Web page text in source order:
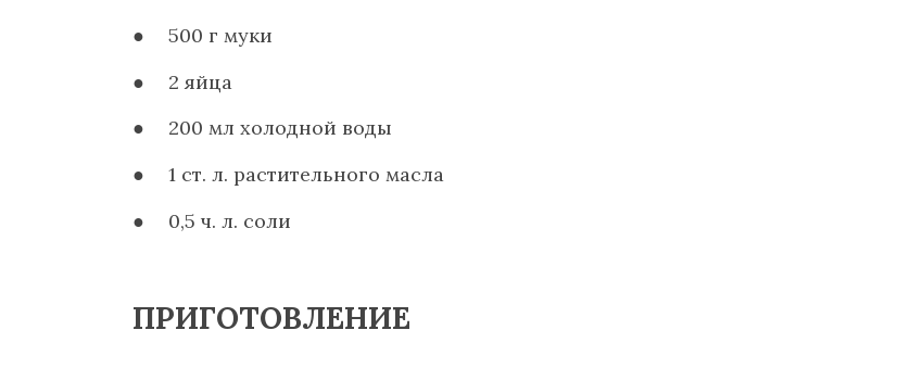
500 г муки
2 яйца
200 мл холодной воды
1 ст. л. растительного масла
0,5 ч. л. соли
ПРИГОТОВЛЕНИЕ